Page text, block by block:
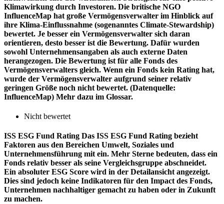
Klimawirkung durch Investoren. Die britische NGO
InfluenceMap hat große Vermögensverwalter im Hinblick auf
ihre Klima-Einflussnahme (sogenanntes Climate-Stewardship)
bewertet. Je besser ein Vermögensverwalter sich daran
orientieren, desto besser ist die Bewertung. Dafür wurden
sowohl Unternehmensangaben als auch externe Daten
herangezogen. Die Bewertung ist für alle Fonds des
Vermögensverwalters gleich. Wenn ein Fonds kein Rating hat,
wurde der Vermögensverwalter aufgrund seiner relativ
geringen Größe noch nicht bewertet. (Datenquelle:
InfluenceMap) Mehr dazu im Glossar.
Nicht bewertet
ISS ESG Fund Rating Das ISS ESG Fund Rating bezieht
Faktoren aus den Bereichen Umwelt, Soziales und
Unternehmensführung mit ein. Mehr Sterne bedeuten, dass ein
Fonds relativ besser als seine Vergleichsgruppe abschneidet.
Ein absoluter ESG Score wird in der Detailansicht angezeigt.
Dies sind jedoch keine Indikatoren für den Impact des Fonds,
Unternehmen nachhaltiger gemacht zu haben oder in Zukunft
zu machen.